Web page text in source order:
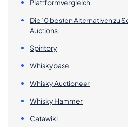
Plattformvergleich
Die 10 besten Alternativen zu
Auctions
Spiritory
Whiskybase
Whisky Auctioneer
Whisky Hammer
Catawiki